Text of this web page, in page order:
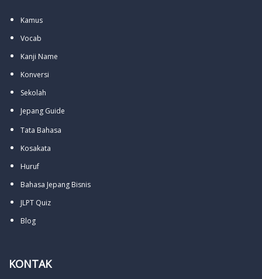
Kamus
Vocab
Kanji Name
Konversi
Sekolah
Jepang Guide
Tata Bahasa
Kosakata
Huruf
Bahasa Jepang Bisnis
JLPT Quiz
Blog
KONTAK